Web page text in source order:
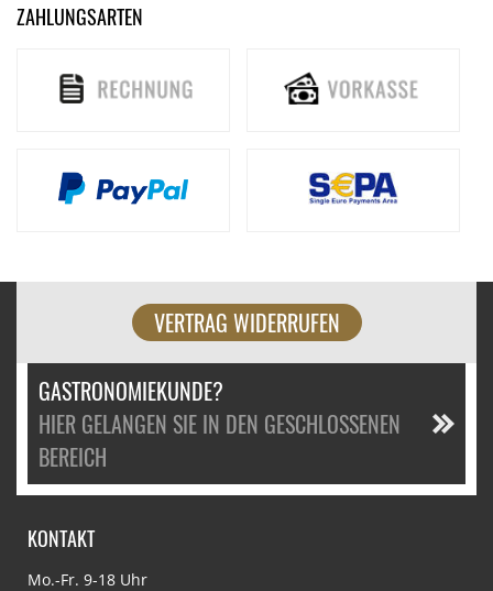
ZAHLUNGSARTEN
VERTRAG WIDERRUFEN
GASTRONOMIEKUNDE?
HIER GELANGEN SIE IN DEN GESCHLOSSENEN
BEREICH
KONTAKT
Mo.-Fr. 9-18 Uhr